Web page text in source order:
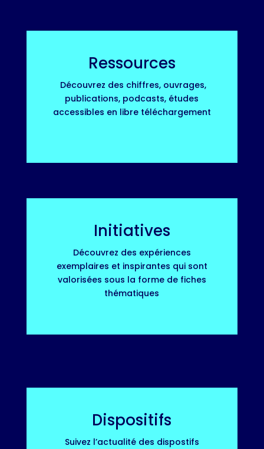
Ressources
Découvrez des chiffres, ouvrages,
publications, podcasts, études
accessibles en libre téléchargement
Initiatives
Découvrez des expériences
exemplaires et inspirantes qui sont
valorisées sous la forme de fiches
thématiques
Dispositifs
Suivez l’actualité des dispostifs